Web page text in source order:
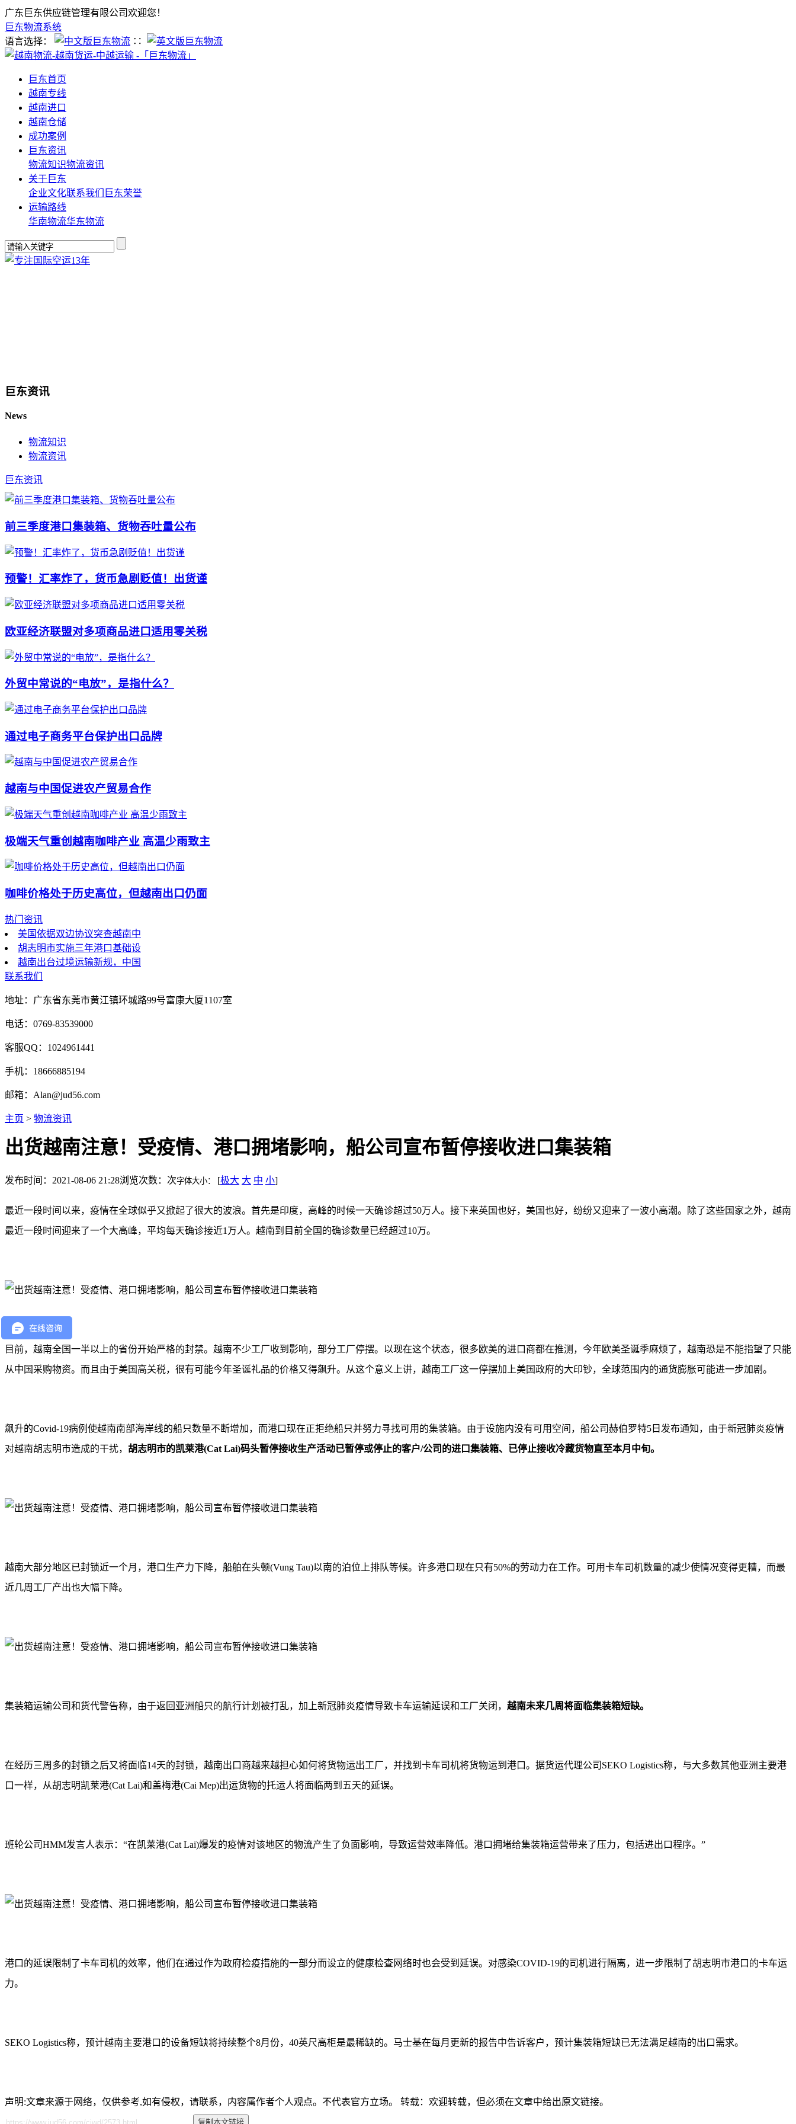
广东巨东供应链管理有限公司欢迎您！
巨东物流系统
语言选择：
∷
巨东首页
越南专线
越南进口
越南仓储
成功案例
巨东资讯
物流知识物流资讯
关于巨东
企业文化联系我们 巨东荣誉
运输路线
华南物流华东物流
巨东资讯
News
物流知识
物流资讯
巨东资讯
前三季度港口集装箱、货物吞吐量公布
预警！汇率炸了，货币急剧贬值！出货谨
欧亚经济联盟对多项商品进口适用零关税
外贸中常说的“电放”，是指什么？
通过电子商务平台保护出口品牌
越南与中国促进农产贸易合作
极端天气重创越南咖啡产业 高温少雨致主
咖啡价格处于历史高位，但越南出口仍面
热门资讯
美国依据双边协议突查越南中
胡志明市实施三年港口基础设
越南出台过境运输新规，中国
联系我们
地址：广东省东莞市黄江镇环城路99号富康大厦1107室
电话：0769-83539000
客服QQ：1024961441
手机：18666885194
邮箱：Alan@jud56.com
主页 > 物流资讯
出货越南注意！受疫情、港口拥堵影响，船公司宣布暂停接收进口集装箱
发布时间：2021-08-06 21:28浏览次数： 次字体大小： [极大 大 中 小]
最近一段时间以来，疫情在全球似乎又掀起了很大的波浪。首先是印度，高峰的时候一天确诊超过50万人。接下来英国也好，美国也好，纷纷又迎来了一波小高潮。除了这些国家之外，越南
最近一段时间迎来了一个大高峰，平均每天确诊接近1万人。越南到目前全国的确诊数量已经超过10万。
目前，越南全国一半以上的省份开始严格的封禁。越南不少工厂收到影响，部分工厂停摆。以现在这个状态，很多欧美的进口商都在推测，今年欧美圣诞季麻烦了，越南恐是不能指望了只能
从中国采购物资。而且由于美国高关税，很有可能今年圣诞礼品的价格又得飙升。从这个意义上讲，越南工厂这一停摆加上美国政府的大印钞，全球范围内的通货膨胀可能进一步加剧。
飙升的Covid-19病例使越南南部海岸线的船只数量不断增加，而港口现在正拒绝船只并努力寻找可用的集装箱。由于设施内没有可用空间，船公司赫伯罗特5日发布通知，由于新冠肺炎疫情
对越南胡志明市造成的干扰， 胡志明市的凯莱港(Cat Lai)码头暂停接收生产活动已暂停或停止的客户/公司的进口集装箱、已停止接收冷藏货物直至本月中旬。
越南大部分地区已封锁近一个月，港口生产力下降，船舶在头顿(Vung Tau)以南的泊位上排队等候。许多港口现在只有50%的劳动力在工作。可用卡车司机数量的减少使情况变得更糟，而最
近几周工厂产出也大幅下降。
集装箱运输公司和货代警告称，由于返回亚洲船只的航行计划被打乱，加上新冠肺炎疫情导致卡车运输延误和工厂关闭， 越南未来几周将面临集装箱短缺。
在经历三周多的封锁之后又将面临14天的封锁，越南出口商越来越担心如何将货物运出工厂，并找到卡车司机将货物运到港口。据货运代理公司SEKO Logistics称，与大多数其他亚洲主要港
口一样，从胡志明凯莱港(Cat Lai)和盖梅港(Cai Mep)出运货物的托运人将面临两到五天的延误。
班轮公司HMM发言人表示：“在凯莱港(Cat Lai)爆发的疫情对该地区的物流产生了负面影响，导致运营效率降低。港口拥堵给集装箱运营带来了压力，包括进出口程序。”
港口的延误限制了卡车司机的效率，他们在通过作为政府检疫措施的一部分而设立的健康检查网络时也会受到延误。对感染COVID-19的司机进行隔离，进一步限制了胡志明市港口的卡车运
力。
SEKO Logistics称，预计越南主要港口的设备短缺将持续整个8月份，40英尺高柜是最稀缺的。马士基在每月更新的报告中告诉客户，预计集装箱短缺已无法满足越南的出口需求。
声明:文章来源于网络，仅供参考,如有侵权，请联系，内容属作者个人观点。不代表官方立场。 转载：欢迎转载，但必须在文章中给出原文链接。